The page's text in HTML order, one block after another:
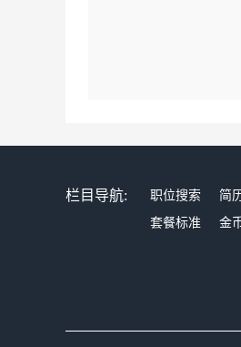
栏目导航: 职位搜索 简
套餐标准
金